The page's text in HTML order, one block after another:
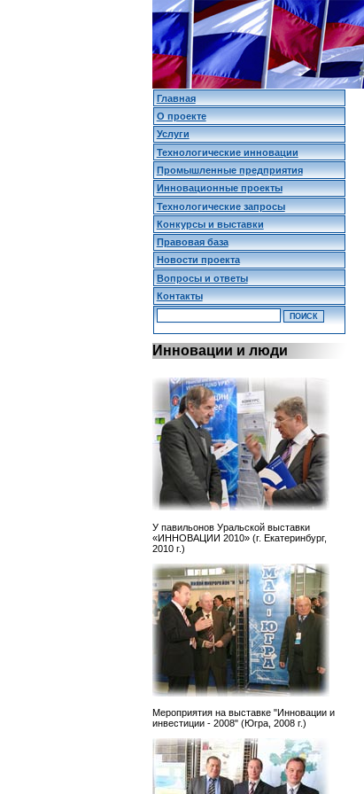
Главная
О проекте
Услуги
Технологические инновации
Промышленные предприятия
Инновационные проекты
Технологические запросы
Конкурсы и выставки
Правовая база
Новости проекта
Вопросы и ответы
Контакты
Инновации и люди
У павильонов Уральской выставки
«ИННОВАЦИИ 2010» (г. Екатеринбург,
2010 г.)
Мероприятия на выставке "Инновации и
инвестиции - 2008" (Югра, 2008 г.)